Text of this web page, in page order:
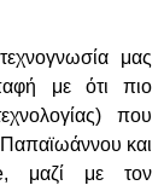
μας
με ότι πιο
που
Παπαϊωάννου και
μαζί με τον